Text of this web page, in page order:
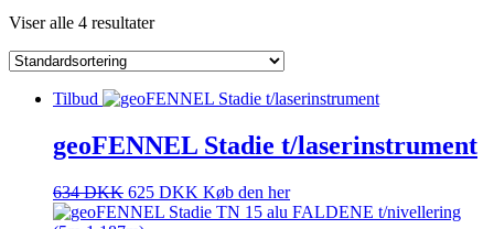
Viser alle 4 resultater
Tilbud
geoFENNEL Stadie t/laserinstrument
634DKK 625 DKK Køb den her